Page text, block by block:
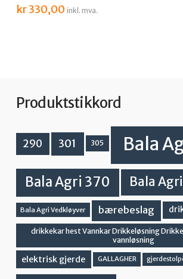
kr330,00 inkl. mva.
Produktstikkord
290 301 305 Bala
Bala Agri 370 Bala
Bala Agri Vedkløyver bærebeslag
drikkekar hest Vannkar Drikkeløsning
vannløsning
elektrisk gjerde GALLAGHER